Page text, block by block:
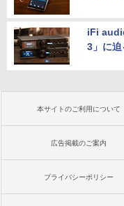
iFi
3」に迫
本サイトのご利用について
広告掲載のご案内
プライバシーポリシー